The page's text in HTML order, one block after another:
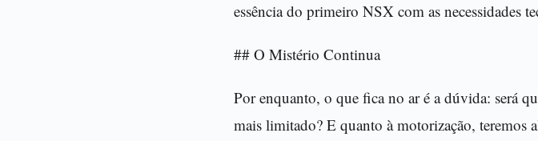
essência do primeiro NSX com as necessidades
## O Mistério Continua
Por enquanto, o que fica no ar é a dúvida: será
mais limitado? E quanto à motorização,